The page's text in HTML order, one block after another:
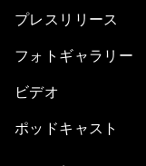
プレスリリース
フォトギャラリー
ビデオ
ポッドキャスト